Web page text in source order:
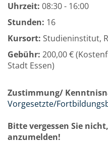
Uhrzeit: 08:30 - 16:00
Stunden: 16
Kursort: Studieninstitut,
Gebühr: 200,00 €
Stadt Essen)
Zustimmung/
Vorgesetzte/
Bitte vergessen Sie
anzumelden!